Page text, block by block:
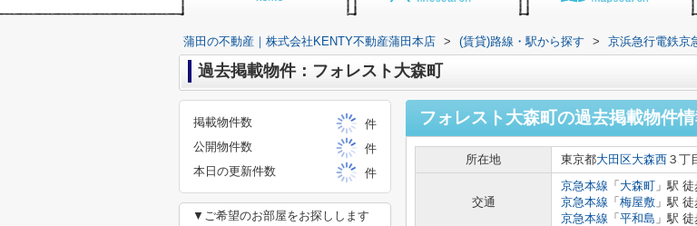
蒲田の不動産｜株式会社KENTY不動産蒲田本店 > (賃貸)路線・駅から探す > 京浜急行電鉄京
過去掲載物件：フォレスト大森町
フォレスト大森町の過去掲載物件
所在地 東京都大田区大森西 ３丁
交通
京急本線 「 大森町 」駅
京急本線 「 梅屋敷 」駅
京急本線 「 平和島 」駅
掲載物件数
件
公開物件数
件
本日の更新件数
件
▼ご希望のお部屋をお探しします